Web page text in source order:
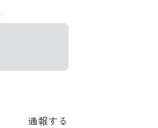
通報する